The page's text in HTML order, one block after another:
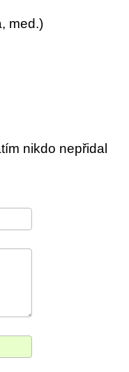
med.)
nikdo nepřidal